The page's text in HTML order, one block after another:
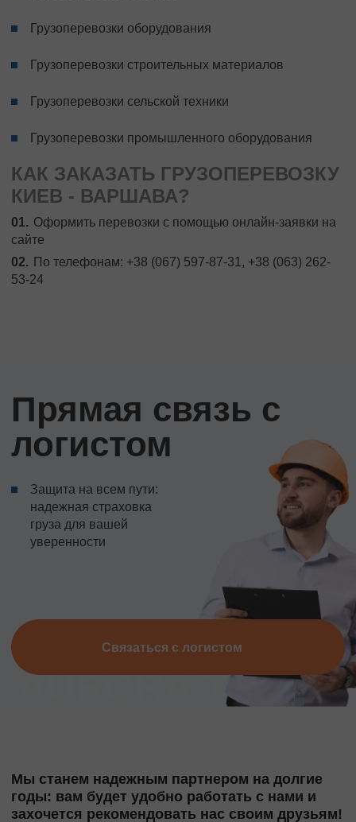
Грузоперевозки оборудования
Грузоперевозки строительных материалов
Грузоперевозки сельской техники
Грузоперевозки промышленного оборудования
КАК ЗАКАЗАТЬ ГРУЗОПЕРЕВОЗКУ
КИЕВ - ВАРШАВА?
Оформить перевозки с помощью онлайн-заявки на
сайте
По телефонам: +38 (067) 597-87-31, +38 (063) 262-
53-24
Прямая связь с
логистом
Защита на всем пути:
надежная страховка
груза для вашей
уверенности
Связаться с логистом
Мы станем надежным партнером на долгие
годы: вам будет удобно работать с нами и
захочется рекомендовать нас своим друзьям!